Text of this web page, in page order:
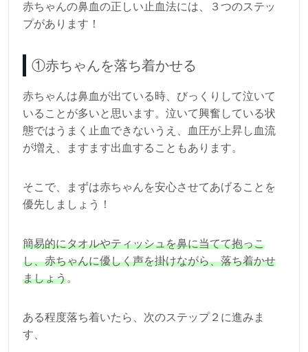
赤ちゃんの鼻血の正しい止血法には、３つのステッ
プがあります！
①赤ちゃんを落ち着かせる
赤ちゃんは鼻血が出ている時、びっくりして泣いて
いることが多いと思います。泣いて興奮している状
態ではうまく止血できないうえ、血圧が上昇し血流
が増え、ますます出血することもあります。
そこで、まずは赤ちゃんを安心させてあげることを
優先しましょう！
簡易的にタオルやティッシュを鼻に当てて抱っこ
し、赤ちゃんに優しく声を掛けながら、落ち着かせ
ましょう。
ある程度落ち着いたら、次のステップ２に進みま
す、